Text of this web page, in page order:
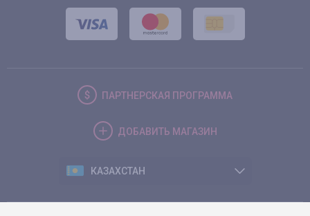
ПАРТНЕРСКАЯ ПРОГРАММА
ДОБАВИТЬ МАГАЗИН
КАЗАХСТАН